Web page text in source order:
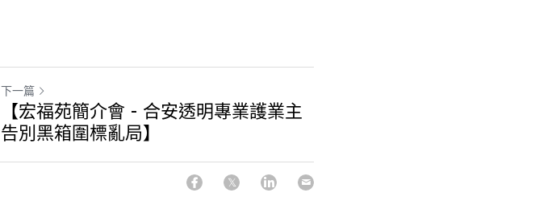
下一篇
【宏福苑簡介會 - 合安透明專業護業主
告別黑箱圍標亂局】